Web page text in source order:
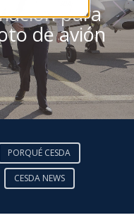
para
de avión
PORQUÉ CESDA
CESDA NEWS